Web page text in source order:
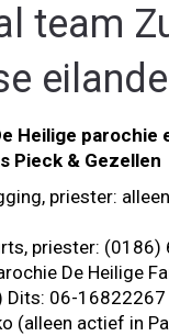
team
Heilige parochie
Pieck & Gezellen
priester:
priester: (0186)
De Heilige
Dits: 06-16822267
(alleen actief in